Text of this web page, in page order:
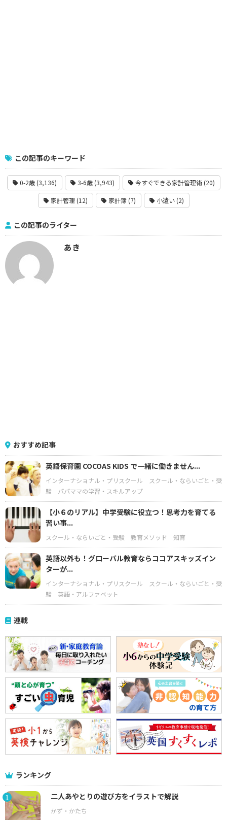
この記事のキーワード
0-2歳 (3,136) 3-6歳 (3,943) 今すぐできる家計管理術 (20)
家計管理 (12) 家計簿 (7) 小遣い (2)
この記事のライター
あき
おすすめ記事
英語保育園 COCOAS KIDS で一緒に働きません...
インターナショナル・プリスクール
スクール・ならいごと・受
験
パパママの学習・スキルアップ
【小６のリアル】中学受験に役立つ！思考力を育てる
習い事...
スクール・ならいごと・受験 教育メソッド 知育
英語以外も！グローバル教育ならココアスキッズイン
ターが...
インターナショナル・プリスクール
スクール・ならいごと・受
験
英語・アルファベット
連載
ランキング
1 二人あやとりの遊び方をイラストで解説